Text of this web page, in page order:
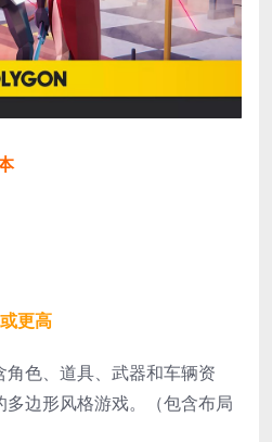
更高
色、道具、武器和车辆资
边形风格游戏。（包含布局